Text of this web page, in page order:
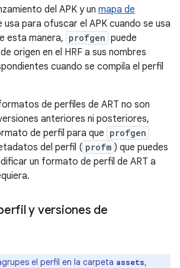
del APK y un mapa de
usa para ofuscar el APK cuando se usa
esta manera, profgen puede
origen en el HRF a sus nombres
cuando se compila el perfil
de perfiles de ART no son
anteriores ni posteriores,
de perfil para que profgen
del perfil ( profm ) que puedes
un formato de perfil de ART a
y versiones de
el perfil en la carpeta assets,